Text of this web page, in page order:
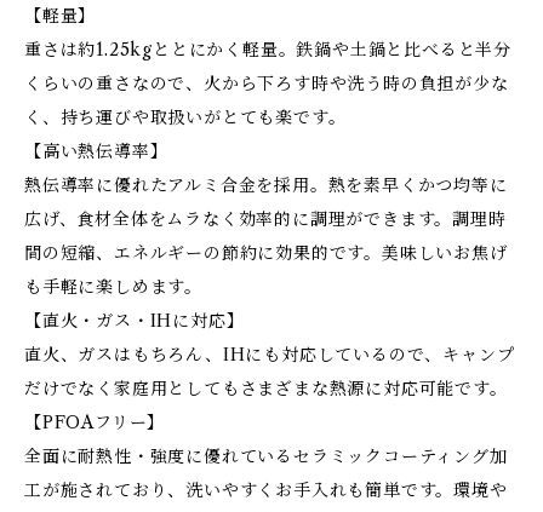
【軽量】
重さは約1.25kgととにかく軽量。鉄鍋や土鍋と比べると半分
くらいの重さなので、火から下ろす時や洗う時の負担が少な
く、持ち運びや取扱いがとても楽です。
【高い熱伝導率】
熱伝導率に優れたアルミ合金を採用。熱を素早くかつ均等に
広げ、食材全体をムラなく効率的に調理ができます。調理時
間の短縮、エネルギーの節約に効果的です。美味しいお焦げ
も手軽に楽しめます。
【直火・ガス・IHに対応】
直火、ガスはもちろん、IHにも対応しているので、キャンプ
だけでなく家庭用としてもさまざまな熱源に対応可能です。
【PFOAフリー】
全面に耐熱性・強度に優れているセラミックコーティング加
工が施されており、洗いやすくお手入れも簡単です。環境や